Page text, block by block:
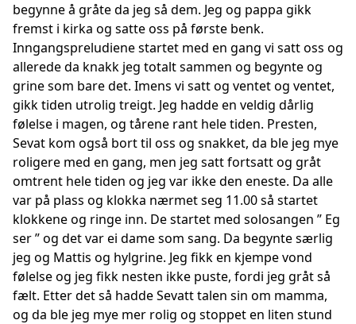
begynne å gråte da jeg så dem. Jeg og pappa gikk
fremst i kirka og satte oss på første benk.
Inngangspreludiene startet med en gang vi satt oss og
allerede da knakk jeg totalt sammen og begynte og
grine som bare det. Imens vi satt og ventet og ventet,
gikk tiden utrolig treigt. Jeg hadde en veldig dårlig
følelse i magen, og tårene rant hele tiden. Presten,
Sevat kom også bort til oss og snakket, da ble jeg mye
roligere med en gang, men jeg satt fortsatt og gråt
omtrent hele tiden og jeg var ikke den eneste. Da alle
var på plass og klokka nærmet seg 11.00 så startet
klokkene og ringe inn. De startet med solosangen ” Eg
ser ” og det var ei dame som sang. Da begynte særlig
jeg og Mattis og hylgrine. Jeg fikk en kjempe vond
følelse og jeg fikk nesten ikke puste, fordi jeg gråt så
fælt. Etter det så hadde Sevatt talen sin om mamma,
og da ble jeg mye mer rolig og stoppet en liten stund